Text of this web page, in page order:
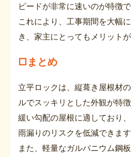
ピードが非常に速いのが特徴で
これにより、工事期間を大幅
き、家主にとってもメリット
□まとめ
立平ロックは、縦葺き屋根材
ルでスッキリとした外観が特徴
緩い勾配の屋根に適しており
雨漏りのリスクを低減できます
また、軽量なガルバニウム鋼